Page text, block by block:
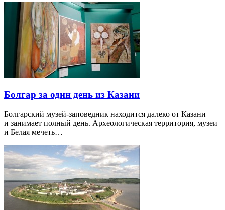
Болгар за один день из Казани
Болгарский музей-заповедник находится далеко от Казани
и занимает полный день. Археологическая территория, музеи
и Белая мечеть…